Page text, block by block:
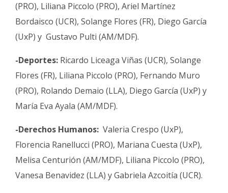
(PRO), Liliana Piccolo (PRO), Ariel Martínez
Bordaisco (UCR), Solange Flores (FR), Diego García
(UxP) y Gustavo Pulti (AM/MDF).
-Deportes: Ricardo Liceaga Viñas (UCR), Solange
Flores (FR), Liliana Piccolo (PRO), Fernando Muro
(PRO), Rolando Demaio (LLA), Diego García (UxP) y
María Eva Ayala (AM/MDF).
-Derechos Humanos: Valeria Crespo (UxP),
Florencia Ranellucci (PRO), Mariana Cuesta (UxP),
Melisa Centurión (AM/MDF), Liliana Piccolo (PRO),
Vanesa Benavidez (LLA) y Gabriela Azcoitía (UCR).